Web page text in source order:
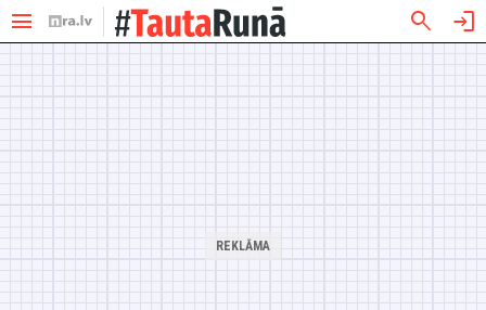
menu search login